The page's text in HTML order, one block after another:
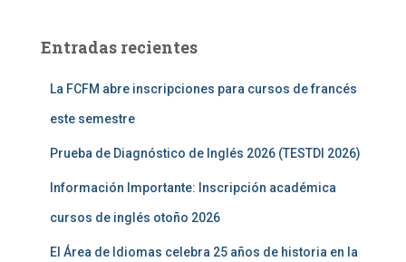
r
Entradas recientes
La FCFM abre inscripciones para cursos de francés
este semestre
Prueba de Diagnóstico de Inglés 2026 (TESTDI 2026)
Información Importante: Inscripción académica
cursos de inglés otoño 2026
El Área de Idiomas celebra 25 años de historia en la